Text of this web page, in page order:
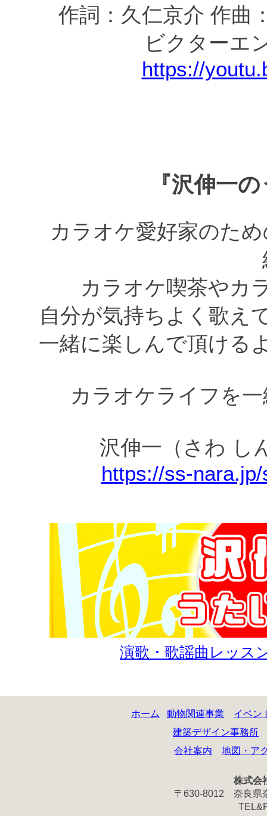
作詞：久仁京介 作曲
ビクターエ
https://
『沢伸一
カラオケ愛好家のた
カラオケ喫茶やカ
自分が気持ちよく歌え
一緒に楽しんで頂ける
カラオケライフを
沢伸一（さわ し
https://ss-
演歌・歌謡曲レッス
ホーム 動物関連事業
イベン
建築デザイン事務所
会社案内
地図・ア
株式会
〒630-8012 奈良県